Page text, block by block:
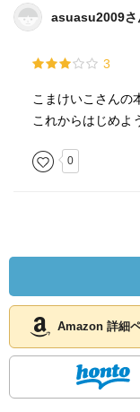
asuasu2009さ
3
こまけいこさんの
これからはじめ
0
Amazon 詳細